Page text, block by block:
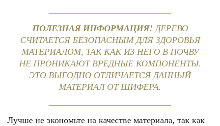
ПОЛЕЗНАЯ ИНФОРМАЦИЯ! ДЕРЕВО
СЧИТАЕТСЯ БЕЗОПАСНЫМ ДЛЯ ЗДОРОВЬЯ
МАТЕРИАЛОМ, ТАК КАК ИЗ НЕГО В ПОЧВУ
НЕ ПРОНИКАЮТ ВРЕДНЫЕ КОМПОНЕНТЫ.
ЭТО ВЫГОДНО ОТЛИЧАЕТСЯ ДАННЫЙ
МАТЕРИАЛ ОТ ШИФЕРА.
Лучше не экономьте на качестве материала, так как